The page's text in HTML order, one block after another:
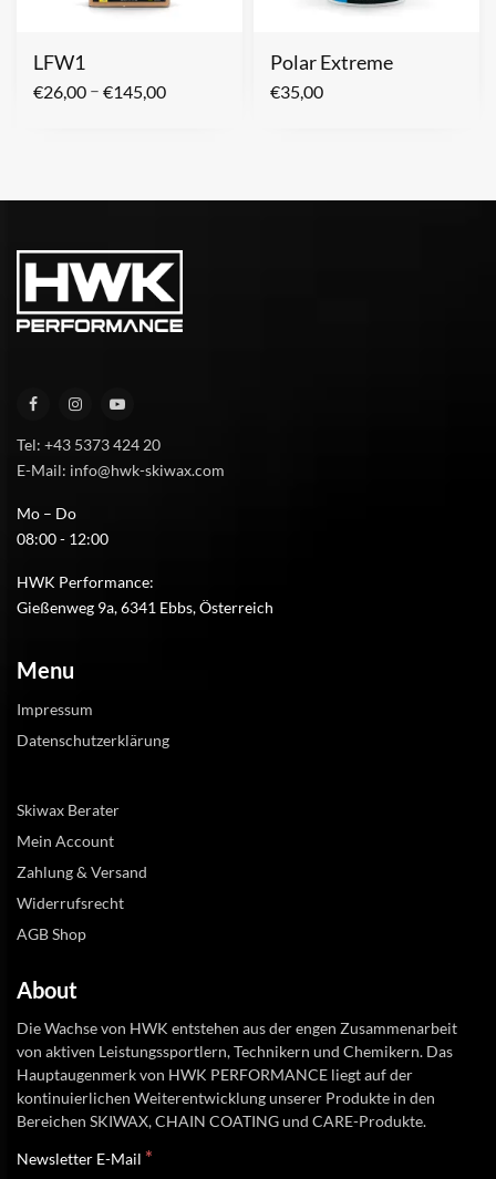
LFW1
€26,00 – €145,00
Polar Extreme
€35,00
Tel: +43 5373 424 20
E-Mail: info@hwk-skiwax.com
Mo – Do
08:00 - 12:00
HWK Performance:
Gießenweg 9a, 6341 Ebbs, Österreich
Menu
Impressum
Datenschutzerklärung
Skiwax Berater
Mein Account
Zahlung & Versand
Widerrufsrecht
AGB Shop
About
Die Wachse von HWK entstehen aus der engen Zusammenarbeit
von aktiven Leistungssportlern, Technikern und Chemikern. Das
Hauptaugenmerk von HWK PERFORMANCE liegt auf der
kontinuierlichen Weiterentwicklung unserer Produkte in den
Bereichen SKIWAX, CHAIN COATING und CARE-Produkte.
Newsletter E-Mail *